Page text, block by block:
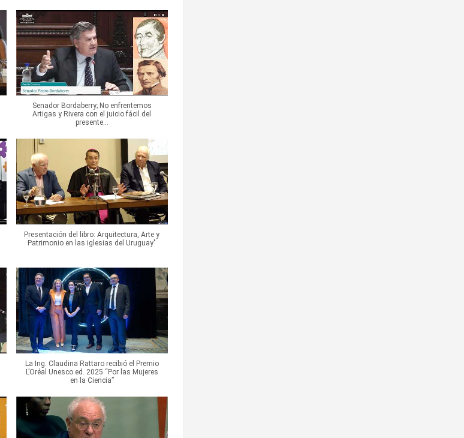
Senador Bordaberry; No enfrentemos
Artigas y Rivera con el juicio fácil del
presente...
Presentación del libro: Arquitectura, Arte y
Patrimonio en las iglesias del Uruguay"
La Ing. Claudina Rattaro recibió el Premio
L’Oréal Unesco ed. 2025 “Por las Mujeres
en la Ciencia”